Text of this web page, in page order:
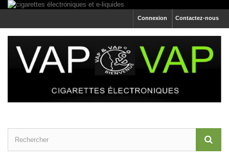
Contactez-nous
Connexion